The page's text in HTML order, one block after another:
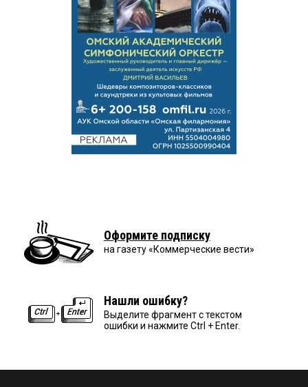
Оформите подписку
на газету «Коммерческие вести»
Нашли ошибку?
Выделите фрагмент с текстом
ошибки и нажмите Ctrl + Enter.